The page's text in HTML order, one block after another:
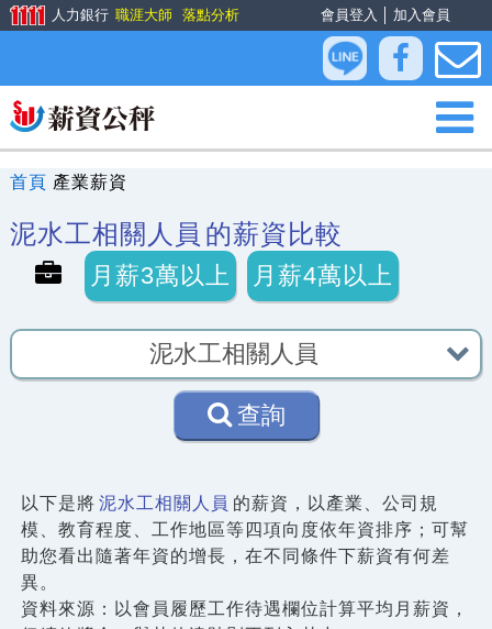
會員登入 加入會員
人力銀行 職涯大師 落點分析
首頁 產業薪資
泥水工相關人員 的薪資比較
月薪3萬以上 月薪4萬以上
查詢
以下是將 泥水工相關人員 的薪資，以產業、公司規
模、教育程度、工作地區等四項向度依年資排序；可幫
助您看出隨著年資的增長，在不同條件下薪資有何差
異。
資料來源：以會員履歷工作待遇欄位計算平均月薪資，